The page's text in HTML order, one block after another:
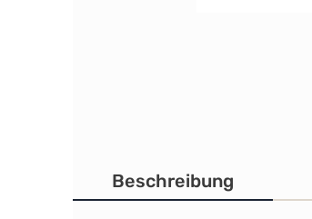
Beschreibung